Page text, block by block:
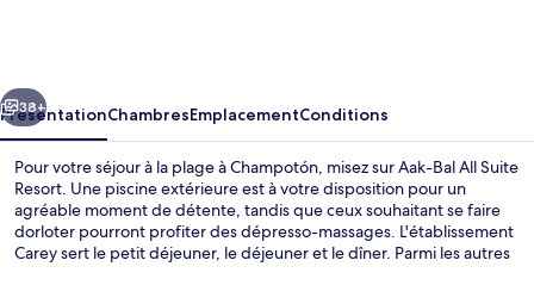
Resort
Suivant
38+
PrésentationChambresEmplacementConditions
Pour votre séjour à la plage à Champotón, misez sur Aak-Bal All Suite
Resort. Une piscine extérieure est à votre disposition pour un
agréable moment de détente, tandis que ceux souhaitant se faire
dorloter pourront profiter des dépresso-massages. L'établissement
Carey sert le petit déjeuner, le déjeuner et le dîner. Parmi les autres